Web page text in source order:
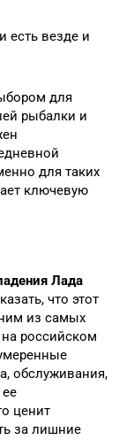
есть везде и
для
рыбалки и
для таких
ключевую
Лада
что этот
из самых
российском
обслуживания,
ценит
за лишние